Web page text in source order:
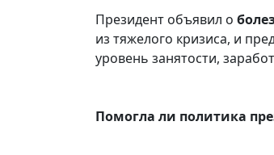
Президент объявил о
из тяжелого кризиса, и
уровень занятости,
Помогла ли политика